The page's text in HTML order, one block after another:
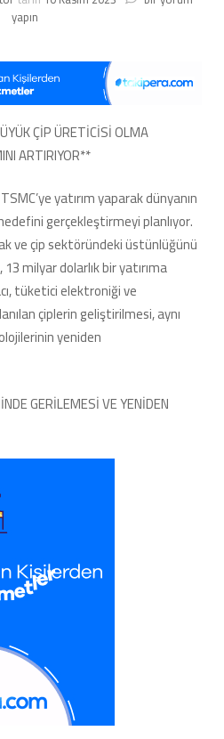
KAZANMAK
DEV
YATIRIMA
yapın
ÇİP ÜRETİCİSİ OLMA
ARTIRIYOR**
yatırım yaparak dünyanın
gerçekleştirmeyi planlıyor.
ve çip sektöründeki üstünlüğünü
milyar dolarlık bir yatırıma
tüketici elektroniği ve
çiplerin geliştirilmesi, aynı
yeniden
GERİLEMESİ VE YENİDEN